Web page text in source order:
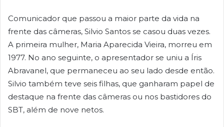
Comunicador que passou a maior parte da vida na
frente das câmeras, Silvio Santos se casou duas vezes.
A primeira mulher, Maria Aparecida Vieira, morreu em
1977. No ano seguinte, o apresentador se uniu a Íris
Abravanel, que permaneceu ao seu lado desde então.
Silvio também teve seis filhas, que ganharam papel de
destaque na frente das câmeras ou nos bastidores do
SBT, além de nove netos.